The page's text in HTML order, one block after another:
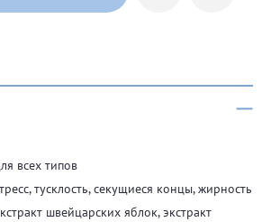
всех типов
тусклость, секущиеся концы, жирность
швейцарских яблок, экстракт